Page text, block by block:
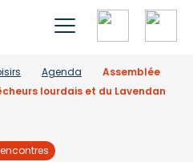
Agenda
Assemblée
lourdais et du Lavendan